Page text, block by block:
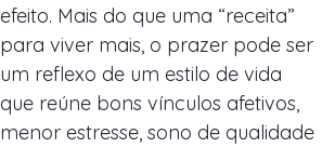
efeito. Mais do que uma “receita”
para viver mais, o prazer pode ser
um reflexo de um estilo de vida
que reúne bons vínculos afetivos,
menor estresse, sono de qualidade